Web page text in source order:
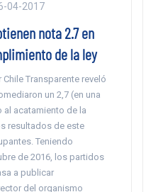
04-2017
nota 2.7 en
de la ley
Transparente reveló
un 2,7 (en una
al acatamiento de la
resultados de este
Teniendo
de 2016, los partidos
a publicar
del organismo